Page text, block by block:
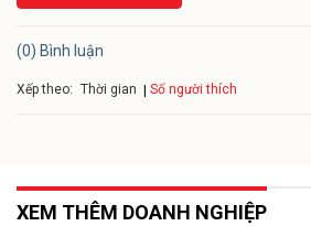
(0) Bình luận
Xếp theo: Thời gian Số người thích
XEM THÊM DOANH NGHIỆP